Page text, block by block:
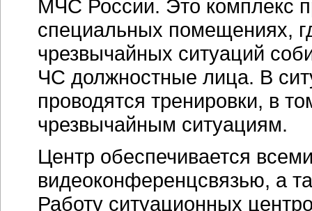
МЧС России. Это комплекс
специальных помещениях,
чрезвычайных ситуаций
ЧС должностные лица. В
проводятся тренировки, в
чрезвычайным ситуациям.
Центр обеспечивается
видеоконференцсвязью, а
Работу ситуационных